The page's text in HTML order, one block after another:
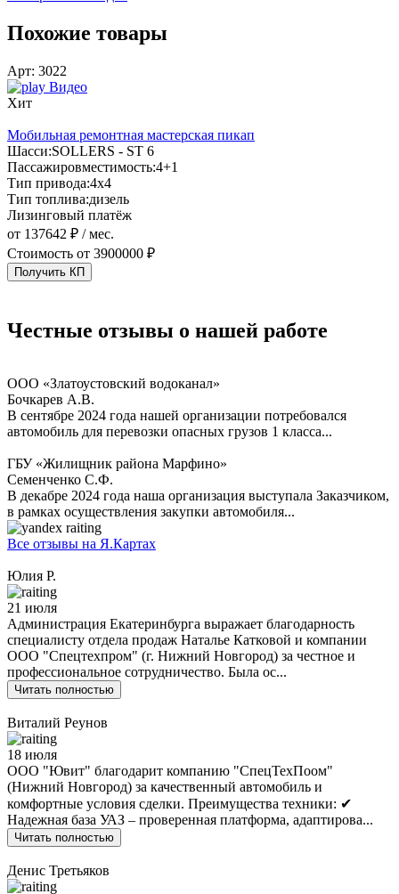
Похожие товары
Арт: 3022
Видео
Хит
Мобильная ремонтная мастерская пикап
Шасси:SOLLERS - ST 6
Пассажировместимость:4+1
Тип привода:4х4
Тип топлива:дизель
Лизинговый платёж
от 137642 ₽ / мес.
Стоимость от 3900000 ₽
Получить КП
Честные отзывы о нашей работе
ООО «Златоустовский водоканал»
Бочкарев А.В.
В сентябре 2024 года нашей организации потребовался
автомобиль для перевозки опасных грузов 1 класса...
ГБУ «Жилищник района Марфино»
Семенченко С.Ф.
В декабре 2024 года наша организация выступала Заказчиком,
в рамках осуществления закупки автомобиля...
Все отзывы на Я.Картах
Юлия Р.
21 июля
Администрация Екатеринбурга выражает благодарность
специалисту отдела продаж Наталье Катковой и компании
ООО "Спецтехпром" (г. Нижний Новгород) за честное и
профессиональное сотрудничество. Была ос...
Читать полностью
Виталий Реунов
18 июля
ООО "Ювит" благодарит компанию "СпецТехПоом"
(Нижний Новгород) за качественный автомобиль и
комфортные условия сделки. Преимущества техники: ✔
Надежная база УАЗ – проверенная платформа, адаптирова...
Читать полностью
Денис Третьяков